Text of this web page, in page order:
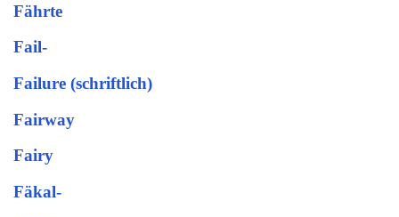
Fährte
Fail-
Failure (schriftlich)
Fairway
Fairy
Fäkal-